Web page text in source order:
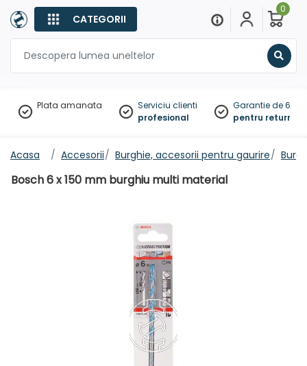
CATEGORII
0
Plata amanata
Serviciu clienti
profesional
Garantie de 60
pentru
Acasa Accesorii Burghie, accesorii pentru gaurire
Bosch 6 x 150 mm burghiu multi material